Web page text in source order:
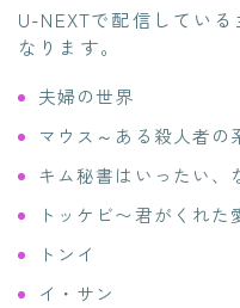
U-NEXTで配信してい
なります。
夫婦の世界
マウス～ある殺人者の
キム秘書はいったい、
トッケビ〜君がくれた
トンイ
イ・サン